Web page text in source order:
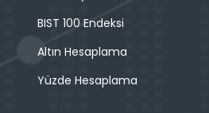
BIST 100 Endeksi
Altın Hesaplama
Yüzde Hesaplama